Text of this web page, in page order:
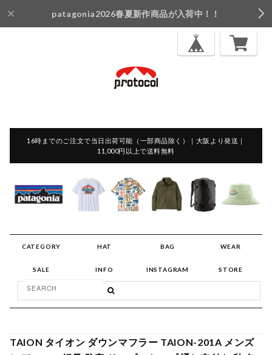
patagonia2026春夏新作商品が入荷中！！
16時までのご注文で当日出荷可能（一部商品除く）｜大阪より発送｜
11,000円以上で送料無料
CATEGORY HAT BAG WEAR
SALE INFO INSTAGRAM STORE
TAION タイオン ダウンマフラー TAION-201A メンズ